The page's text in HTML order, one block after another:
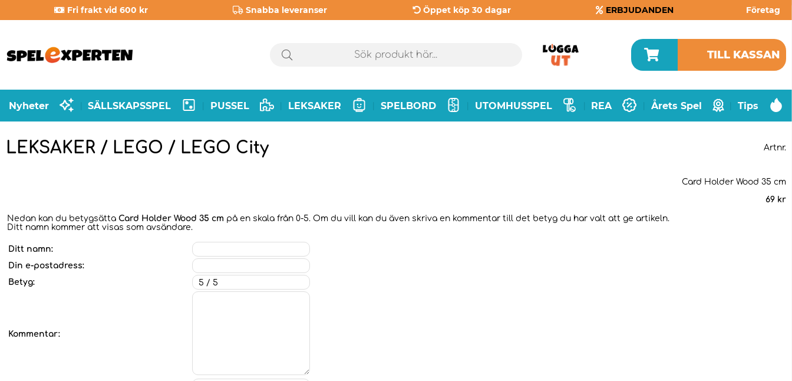
Fri frakt vid 600 kr Snabba leveranser Öppet köp 30 dagar ERBJUDANDEN Företag
TILL KASSAN
Nyheter SÄLLSKAPSSPEL PUSSEL LEKSAKER SPELBORD UTOMHUSSPEL REA Årets Spel Tips
LEKSAKER / LEGO / LEGO City Artnr.
Card Holder Wood 35 cm
69 kr
Nedan kan du betygsätta Card Holder Wood 35 cm på en skala från 0-5. Om du vill kan du även skriva en kommentar till det betyg du har valt att ge artikeln.
Ditt namn kommer att visas som avsändare.
Ditt namn:
Din e-postadress:
Betyg:
Kommentar: